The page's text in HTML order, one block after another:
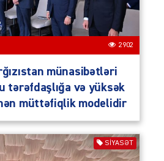
2902
münasibətləri
tərəfdaşlığa və yüksək
müttəfiqlik modelidir
SIYASƏT